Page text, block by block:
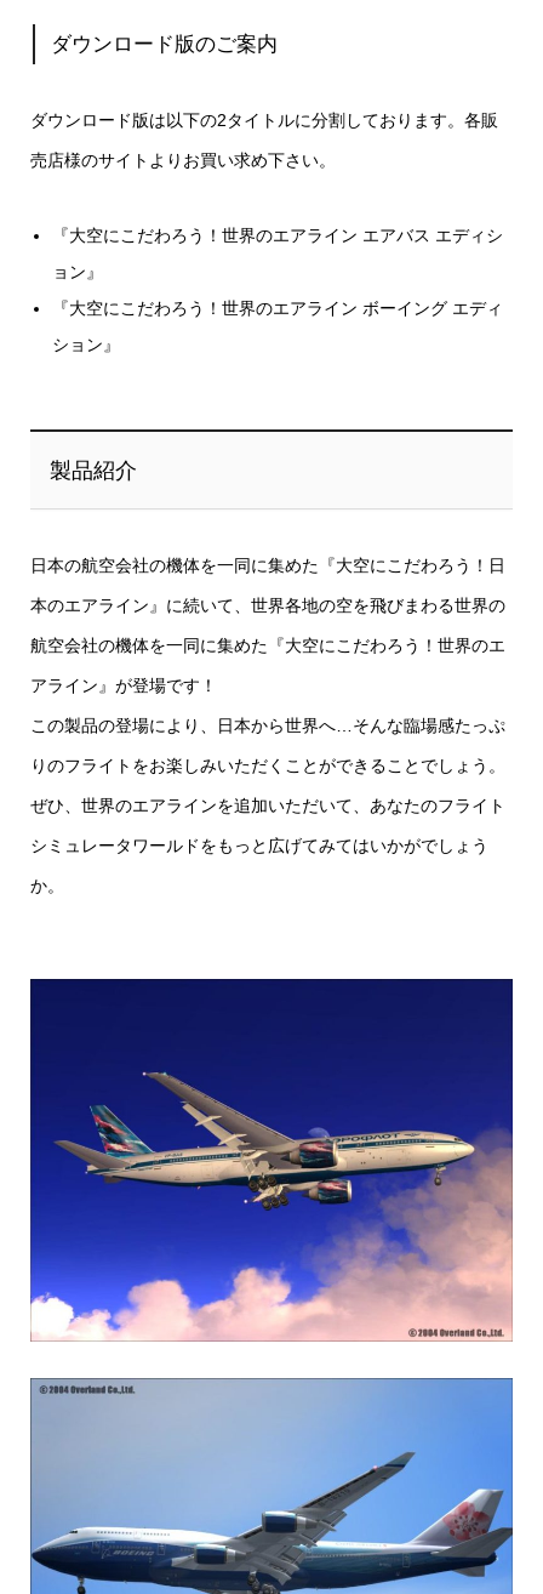
ダウンロード版のご案内
ダウンロード版は以下の2タイトルに分割しております。各販
売店様のサイトよりお買い求め下さい。
『大空にこだわろう！世界のエアライン エアバス エディシ
ョン』
『大空にこだわろう！世界のエアライン ボーイング エディ
ション』
製品紹介
日本の航空会社の機体を一同に集めた『大空にこだわろう！日
本のエアライン』に続いて、世界各地の空を飛びまわる世界の
航空会社の機体を一同に集めた『大空にこだわろう！世界のエ
アライン』が登場です！
この製品の登場により、日本から世界へ…そんな臨場感たっぷ
りのフライトをお楽しみいただくことができることでしょう。
ぜひ、世界のエアラインを追加いただいて、あなたのフライト
シミュレータワールドをもっと広げてみてはいかがでしょう
か。